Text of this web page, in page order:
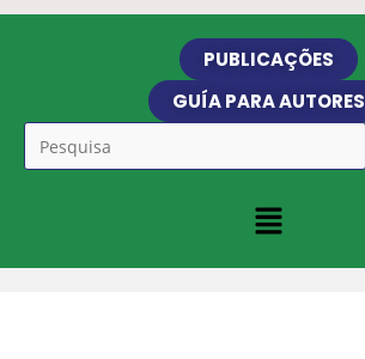
PUBLICAÇÕES
GUÍA PARA AUTORES